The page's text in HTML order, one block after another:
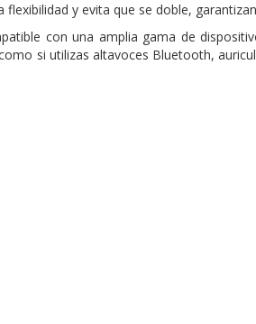
y evita que se doble,
con una amplia gama de
si utilizas altavoces Bluetooth,